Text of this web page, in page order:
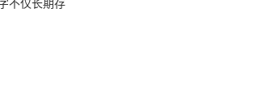
不仅长期存